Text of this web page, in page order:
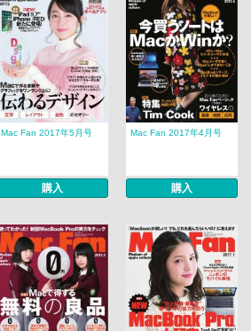
Mac Fan 2017年5月号
購入
Mac Fan 2017年4月号
購入